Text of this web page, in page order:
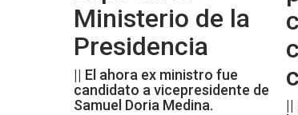
Ministerio de la
Presidencia
|| El ahora ex ministro fue
candidato a vicepresidente de
Samuel Doria Medina.
||